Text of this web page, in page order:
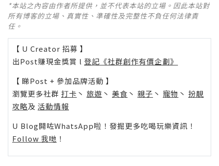
*本站之內容由作者所提供，並不代表本站的立場。因此本站對
所有博客的立場、真實性、準確性及完整性不負任何法律責
任。
【 U Creator 招募 】
出Post賺現金獎賞 l 登記《社群創作有價企劃》
【 睇Post + 參加品牌活動 】
瀏覽更多社群 打卡 丶 旅遊 丶 美食 丶 親子 丶 寵物 丶 扮靚
攻略及 活動情報
U Blog開咗WhatsApp啦！發掘更多吃喝玩樂資訊！
Follow 我哋 ！